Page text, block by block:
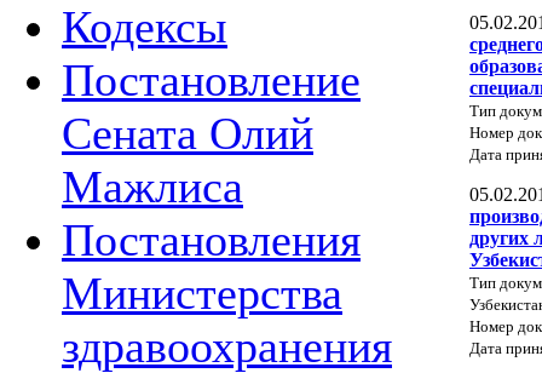
Кодексы
Постановление
Сената Олий
Мажлиса
Постановления
Министерства
здравоохранения
Тип
Номер
Дата
других
Тип
Номер
Дата